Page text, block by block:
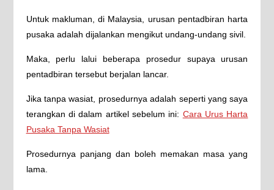
Untuk makluman, di Malaysia, urusan pentadbiran harta
pusaka adalah dijalankan mengikut undang-undang sivil.
Maka, perlu lalui beberapa prosedur supaya urusan
pentadbiran tersebut berjalan lancar.
Jika tanpa wasiat, prosedurnya adalah seperti yang saya
terangkan di dalam artikel sebelum ini: Cara Urus Harta
Pusaka Tanpa Wasiat
Prosedurnya panjang dan boleh memakan masa yang
lama.